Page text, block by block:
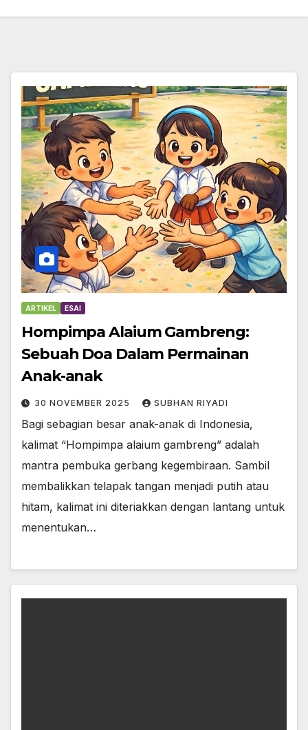
ARTIKEL ESAI
Hompimpa Alaium Gambreng:
Sebuah Doa Dalam Permainan
Anak-anak
30 NOVEMBER 2025 SUBHAN RIYADI
Bagi sebagian besar anak-anak di Indonesia,
kalimat “Hompimpa alaium gambreng” adalah
mantra pembuka gerbang kegembiraan. Sambil
membalikkan telapak tangan menjadi putih atau
hitam, kalimat ini diteriakkan dengan lantang untuk
menentukan…